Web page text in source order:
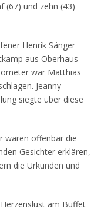
(67) und zehn (43)
Henrik Sänger
aus Oberhaus
war Matthias
Jeanny
siegte über diese
waren offenbar die
Gesichter erklären,
die Urkunden und
am Buffet